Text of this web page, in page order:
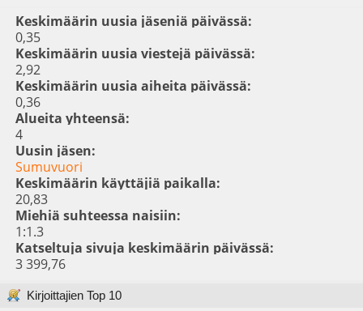
Keskimäärin uusia jäseniä päivässä:
0,35
Keskimäärin uusia viestejä päivässä:
2,92
Keskimäärin uusia aiheita päivässä:
0,36
Alueita yhteensä:
4
Uusin jäsen:
Sumuvuori
Keskimäärin käyttäjiä paikalla:
20,83
Miehiä suhteessa naisiin:
1:1.3
Katseltuja sivuja keskimäärin päivässä:
3 399,76
Kirjoittajien Top 10